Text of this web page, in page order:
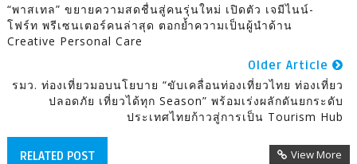
“พาสเทล” ขยายความสดชื่นสู่คนรุ่นใหม่ เปิดตัว เจมีไนน์-
โฟร์ท พรีเซนเตอร์คนล่าสุด ตอกย้ำความเป็นผู้นำด้าน
Creative Personal Care
Older Article
รมว. ท่องเที่ยวมอบนโยบาย “ขับเคลื่อนท่องเที่ยวไทย ท่องเที่ยว
ปลอดภัย เที่ยวได้ทุก Season” พร้อมเร่งผลักดันยกระดับ
ประเทศไทยก้าวสู่การเป็น Tourism Hub
RELATED POST View More